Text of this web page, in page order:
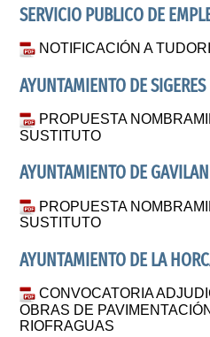
SERVICIO PUBLICO DE
NOTIFICACIÓN A
AYUNTAMIENTO DE SIGERES
PROPUESTA
SUSTITUTO
AYUNTAMIENTO DE
PROPUESTA
SUSTITUTO
AYUNTAMIENTO DE LA
CONVOCATORIA
OBRAS DE
RIOFRAGUAS